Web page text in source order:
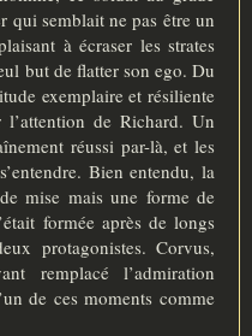
qui semblait ne pas être un
à écraser les strates
but de flatter son ego. Du
exemplaire et résiliente
de Richard. Un
réussi par-là, et les
Bien entendu, la
mise mais une forme de
formée après de longs
protagonistes. Corvus,
remplacé l’admiration
de ces moments comme